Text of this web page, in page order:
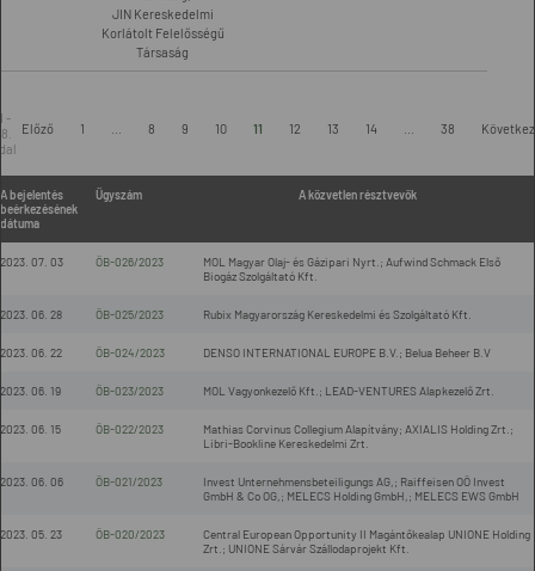
JIN Kereskedelmi
Korlátolt Felelősségű
Társaság
-
Előző 1 8 9 10 11 12 13 14 38
A bejelentés
beérkezésének
dátuma
Ügyszám A közvetlen résztvevők
2023. 07. 03 ÖB-026/2023
MOL Magyar Olaj- és Gázipari Nyrt.; Aufwind Schmack Első
Biogáz Szolgáltató Kft.
2023. 06. 28 ÖB-025/2023 Rubix Magyarország Kereskedelmi és Szolgáltató Kft.
2023. 06. 22 ÖB-024/2023 DENSO INTERNATIONAL EUROPE B.V.; Belua Beheer B.V
2023. 06. 19 ÖB-023/2023 MOL Vagyonkezelő Kft.; LEAD-VENTURES Alapkezelő Zrt.
2023. 06. 15 ÖB-022/2023
Mathias Corvinus Collegium Alapítvány; AXIALIS Holding Zrt.;
Libri-Bookline Kereskedelmi Zrt.
2023. 06. 06 ÖB-021/2023
Invest Unternehmensbeteiligungs AG,; Raiffeisen OÖ Invest
GmbH & Co OG,; MELECS Holding GmbH,; MELECS EWS GmbH
2023. 05. 23 ÖB-020/2023
Central European Opportunity II Magántőkealap UNIONE Holding
Zrt.; UNIONE Sárvár Szállodaprojekt Kft.